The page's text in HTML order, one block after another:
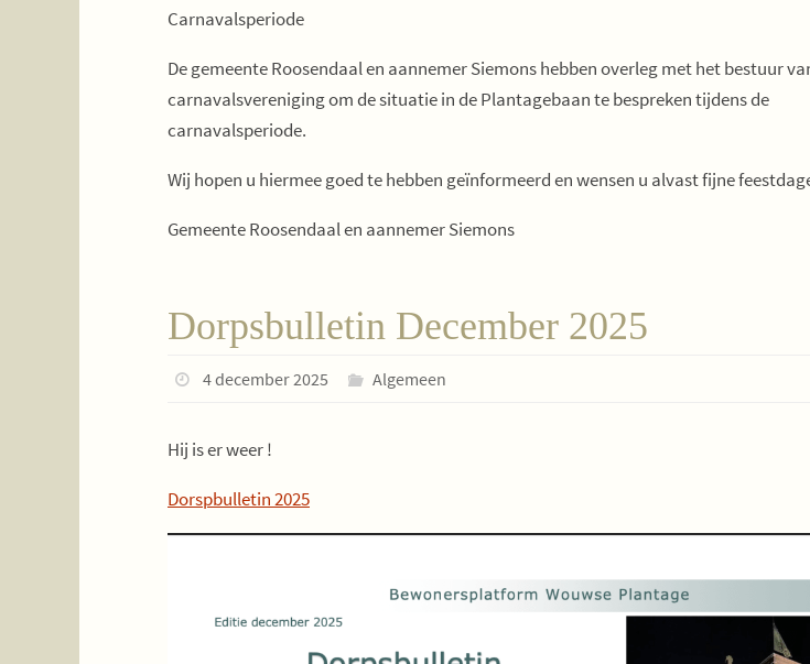
Carnavalsperiode
De gemeente Roosendaal en aannemer Siemons hebben overleg met het bestuur
carnavalsvereniging om de situatie in de Plantagebaan te bespreken tijdens de
carnavalsperiode.
Wij hopen u hiermee goed te hebben geïnformeerd en wensen u alvast fijne
Gemeente Roosendaal en aannemer Siemons
Dorpsbulletin December 2025
4 december 2025 Algemeen
Hij is er weer !
Dorspbulletin 2025